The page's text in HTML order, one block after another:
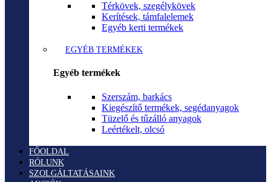
Térkövek, szegélykövek
Kerítések, támfalelemek
Egyéb kerti termékek
EGYÉB TERMÉKEK
Egyéb termékek
Szerszám, barkács
Kiegészítő termékek, segédanyagok
Tüzelő és tűzálló anyagok
Leértékelt, olcsó
FŐOLDAL
RÓLUNK
SZOLGÁLTATÁSAINK